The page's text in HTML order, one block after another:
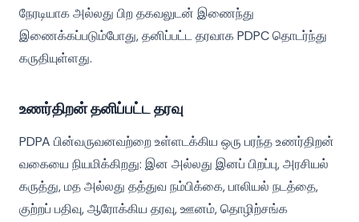
நேரடியாக அல்லது பிற தகவலுடன் இணைந்து
இணைக்கப்படும்போது, தனிப்பட்ட தரவாக PDPC தொடர்ந்து
கருதியுள்ளது.
உணர்திறன் தனிப்பட்ட தரவு
PDPA பின்வருவனவற்றை உள்ளடக்கிய ஒரு பரந்த உணர்திறன்
வகையை நியமிக்கிறது: இன அல்லது இனப் பிறப்பு, அரசியல்
கருத்து, மத அல்லது தத்துவ நம்பிக்கை, பாலியல் நடத்தை,
குற்றப் பதிவு, ஆரோக்கிய தரவு, ஊனம், தொழிற்சங்க